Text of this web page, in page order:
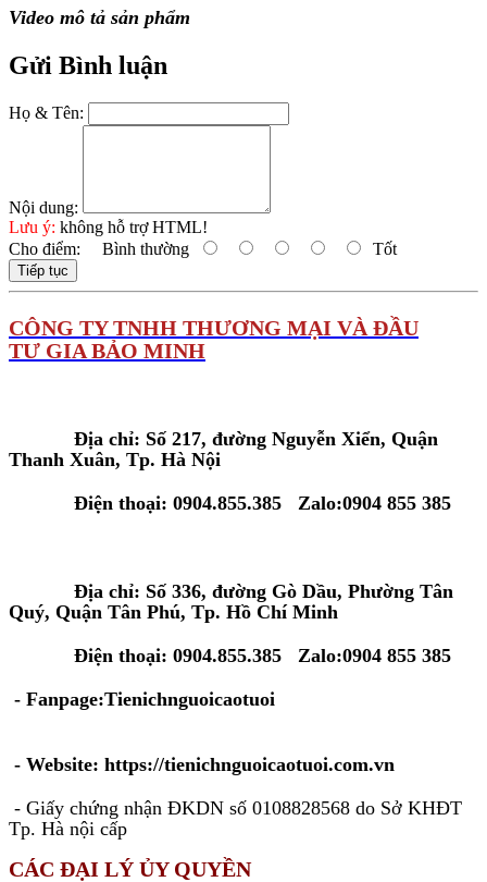
Video mô tả sản phẩm
Gửi Bình luận
Họ & Tên:
Nội dung:
Lưu ý: không hỗ trợ HTML!
Cho điểm: Bình thường Tốt
Tiếp tục
CÔNG TY TNHH THƯƠNG MẠI VÀ ĐẦU
TƯ GIA BẢO MINH
Địa chỉ: Số 217, đường Nguyễn Xiển, Quận
Thanh Xuân, Tp. Hà Nội
Điện thoại: 0904.855.385 Zalo:0904 855 385
Địa chỉ: Số 336, đường Gò Dầu, Phường Tân
Quý, Quận Tân Phú, Tp. Hồ Chí Minh
Điện thoại: 0904.855.385 Zalo:0904 855 385
- Fanpage:Tienichnguoicaotuoi
- Website: https://tienichnguoicaotuoi.com.vn
- Giấy chứng nhận ĐKDN số 0108828568 do Sở KHĐT
Tp. Hà nội cấp
CÁC ĐẠI LÝ ỦY QUYỀN